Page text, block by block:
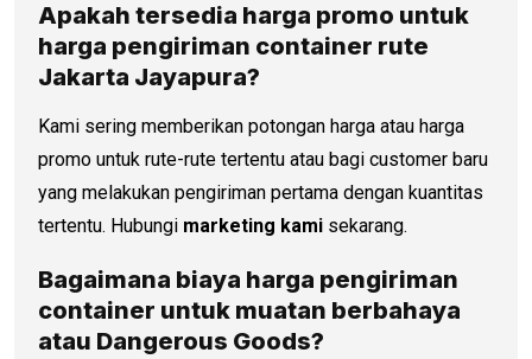
Apakah tersedia harga promo untuk
harga pengiriman container rute
Jakarta Jayapura?
Kami sering memberikan potongan harga atau harga
promo untuk rute-rute tertentu atau bagi customer baru
yang melakukan pengiriman pertama dengan kuantitas
tertentu. Hubungi marketing kami sekarang.
Bagaimana biaya harga pengiriman
container untuk muatan berbahaya
atau Dangerous Goods?